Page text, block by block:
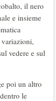
il nero
e insieme
vedere e sul
poi un altro
le